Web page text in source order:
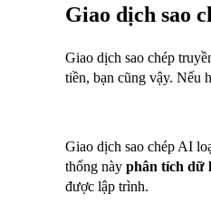
Giao dịch sao
Giao dịch sao chép
tiền, bạn cũng vậy. Nếu
Giao dịch sao chép AI
thống này phân tích dữ
được lập trình.